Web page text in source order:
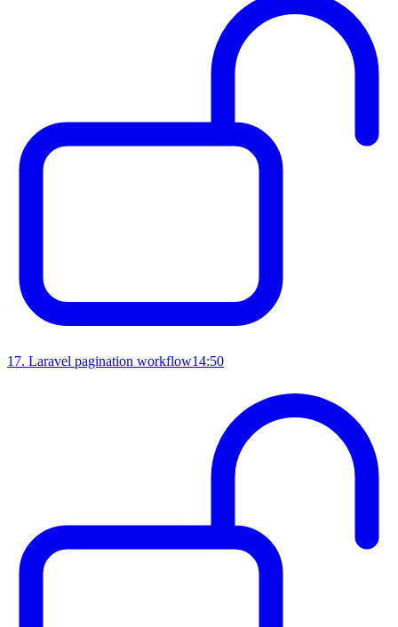
17. Laravel pagination workflow14:50